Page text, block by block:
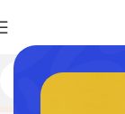
Home 白